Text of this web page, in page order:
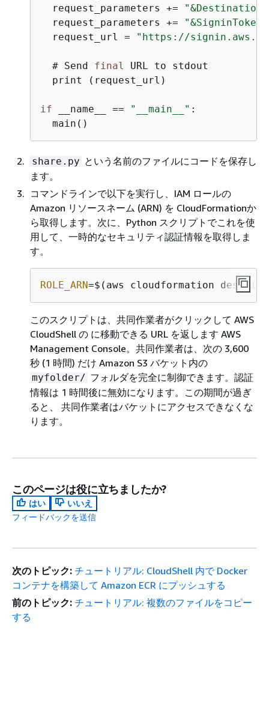
  request_parameters +=
  request_parameters +=
  request_url =
"https://
  # Send
final
URL to stdout
  print (request_url)
if __name__ == "__main__" :
share.py という名前のファイルにコードを保存し
ます。
コマンドラインで以下を実行し、IAM ロールの
Amazon リソースネーム (ARN) を CloudFormationか
ら取得します。次に、Python スクリプトでこれを使
用して、一時的なセキュリティ認証情報を取得しま
す。
ROLE_ARN=$(aws cloudformation
このスクリプトは、共同作業者がクリックして AWS
CloudShell の に移動できる URL を返します AWS
Management Console。共同作業者は、次の 3,600
秒 (1 時間) だけ Amazon S3 バケット内の
myfolder/ フォルダを完全に制御できます。認証
情報は 1 時間後に無効になります。この期間が過ぎ
ると、 共同作業者はバケットにアクセスできなくな
ります。
このページは役に立ちましたか?
はい
いいえ
フィードバックを送信
次のトピック: チュートリアル: CloudShell 内で Docker
コンテナを構築して Amazon ECR にプッシュする
前のトピック: チュートリアル: 複数のファイルをコピー
する